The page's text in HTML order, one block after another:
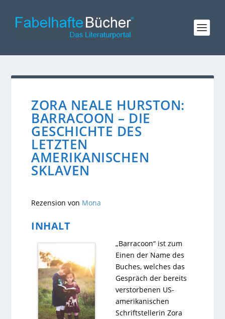
ZORA NEALE HURSTON:
BARRACOON – DIE
GESCHICHTE DES
LETZTEN
AMERIKANISCHEN
SKLAVEN
Rezension von Mona
INHALT
„Barracoon“ ist zum
Einen der Name des
Buches, welches das
Gespräch der bereits
verstorbenen US-
amerikanischen
Schriftstellerin Zora